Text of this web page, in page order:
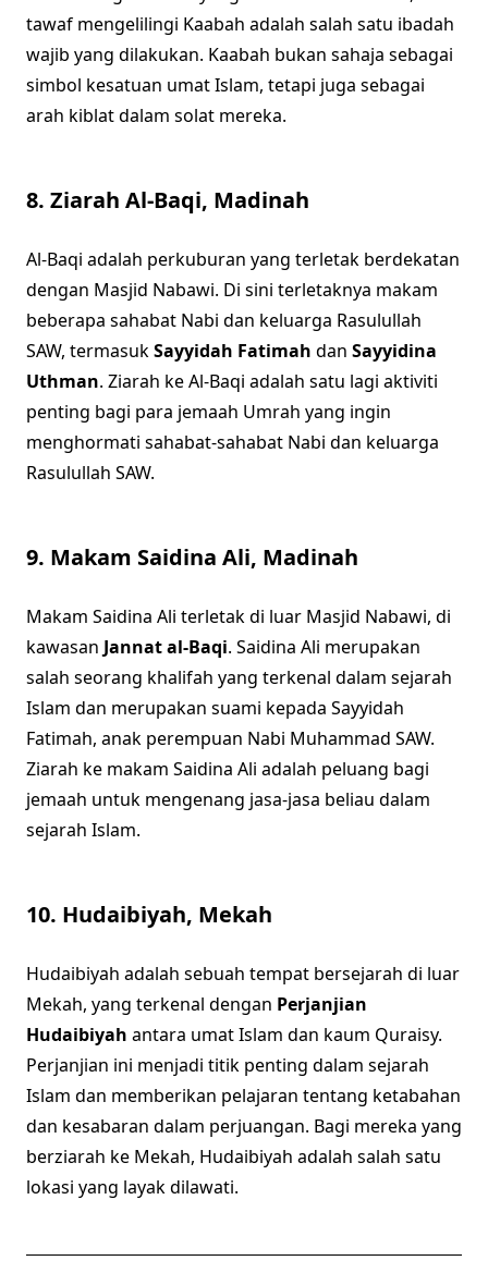
tawaf mengelilingi Kaabah adalah salah satu ibadah
wajib yang dilakukan. Kaabah bukan sahaja sebagai
simbol kesatuan umat Islam, tetapi juga sebagai
arah kiblat dalam solat mereka.
8. Ziarah Al-Baqi, Madinah
Al-Baqi adalah perkuburan yang terletak berdekatan
dengan Masjid Nabawi. Di sini terletaknya makam
beberapa sahabat Nabi dan keluarga Rasulullah
SAW, termasukSayyidah Fatimah dan Sayyidina
Uthman. Ziarah ke Al-Baqi adalah satu lagi aktiviti
penting bagi para jemaah Umrah yang ingin
menghormati sahabat-sahabat Nabi dan keluarga
Rasulullah SAW.
9. Makam Saidina Ali, Madinah
Makam Saidina Ali terletak di luar Masjid Nabawi, di
kawasan Jannat al-Baqi. Saidina Ali merupakan
salah seorang khalifah yang terkenal dalam sejarah
Islam dan merupakan suami kepada Sayyidah
Fatimah, anak perempuan Nabi Muhammad SAW.
Ziarah ke makam Saidina Ali adalah peluang bagi
jemaah untuk mengenang jasa-jasa beliau dalam
sejarah Islam.
10. Hudaibiyah, Mekah
Hudaibiyah adalah sebuah tempat bersejarah di luar
Mekah, yang terkenal dengan Perjanjian
Hudaibiyah antara umat Islam dan kaum Quraisy.
Perjanjian ini menjadi titik penting dalam sejarah
Islam dan memberikan pelajaran tentang ketabahan
dan kesabaran dalam perjuangan. Bagi mereka yang
berziarah ke Mekah, Hudaibiyah adalah salah satu
lokasi yang layak dilawati.